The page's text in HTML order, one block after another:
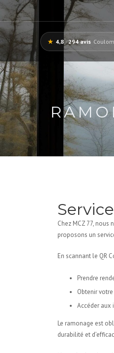
★ 4,8 · 294 avis
Chez MCZ 77,
proposons un
En scannant le QR
Prendre
Obtenir
Accéder aux
Le ramonage est
durabilité et